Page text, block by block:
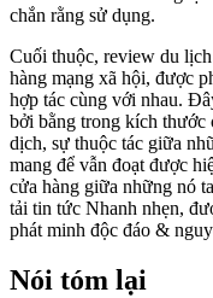
chắn rằng sử dụng.
Cuối thuộc, review du
hàng mạng xã hội, được
hợp tác cùng với nhau.
bởi bằng trong kích thước
dịch, sự thuộc tác giữa
mang để vẫn đoạt được
cửa hàng giữa những nó
tải tin tức Nhanh nhẹn,
phát minh độc đáo &
Nói tóm lại